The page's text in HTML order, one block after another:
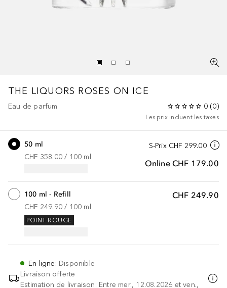
THE LIQUORS ROSES ON ICE
Eau de parfum 0 (0)
Les prix incluent les taxes
S-Prix CHF 299.00
Online CHF 179.00
50 ml
CHF 358.00 / 100 ml
CHF 249.90
100 ml - Refill
CHF 249.90 / 100 ml
POINT ROUGE
En ligne: Disponible
Livraison offerte
Estimation de livraison: Entre mer., 12.08.2026 et ven.,